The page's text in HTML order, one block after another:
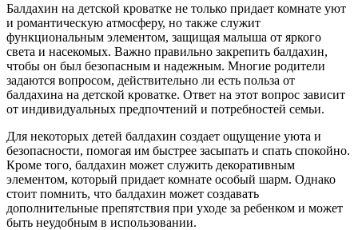
Балдахин на детской кроватке не только придает комнате уют
и романтическую атмосферу, но также служит
функциональным элементом, защищая малыша от яркого
света и насекомых. Важно правильно закрепить балдахин,
чтобы он был безопасным и надежным. Многие родители
задаются вопросом, действительно ли есть польза от
балдахина на детской кроватке. Ответ на этот вопрос зависит
от индивидуальных предпочтений и потребностей семьи.
Для некоторых детей балдахин создает ощущение уюта и
безопасности, помогая им быстрее засыпать и спать спокойно.
Кроме того, балдахин может служить декоративным
элементом, который придает комнате особый шарм. Однако
стоит помнить, что балдахин может создавать
дополнительные препятствия при уходе за ребенком и может
быть неудобным в использовании.